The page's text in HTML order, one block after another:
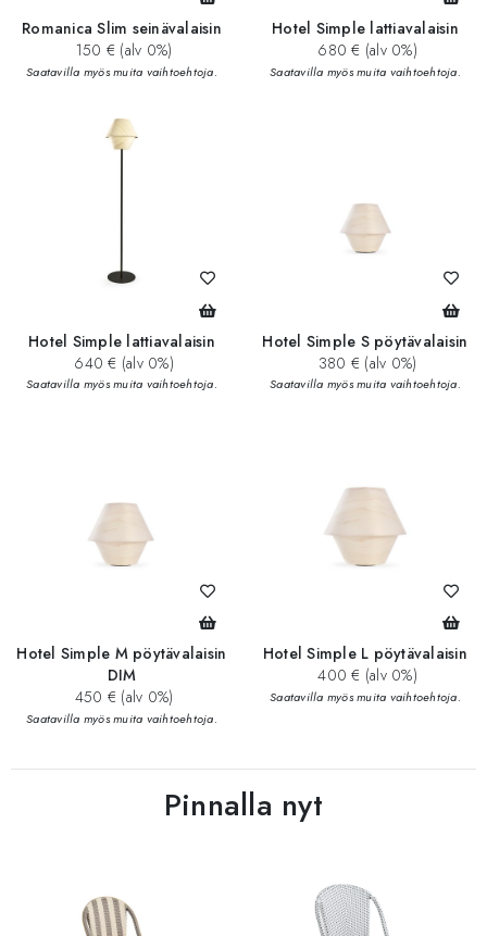
Romanica Slim seinävalaisin
150 € (alv 0%)
Saatavilla myös muita vaihtoehtoja.
Hotel Simple lattiavalaisin
680 € (alv 0%)
Saatavilla myös muita vaihtoehtoja.
Hotel Simple lattiavalaisin
640 € (alv 0%)
Saatavilla myös muita vaihtoehtoja.
Hotel Simple S pöytävalaisin
380 € (alv 0%)
Saatavilla myös muita vaihtoehtoja.
Hotel Simple M pöytävalaisin
DIM
450 € (alv 0%)
Saatavilla myös muita vaihtoehtoja.
Hotel Simple L pöytävalaisin
400 € (alv 0%)
Saatavilla myös muita vaihtoehtoja.
Pinnalla nyt